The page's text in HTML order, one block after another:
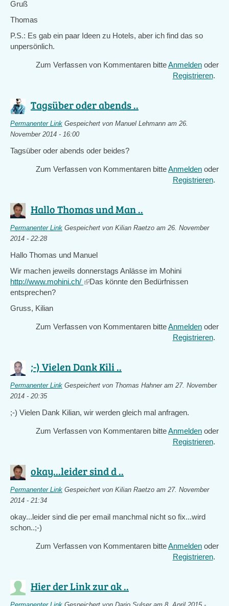
Gruß
Thomas
P.S.: Es gab ein paar Ideen zu Hotels, aber ich find das so
unpersönlich.
Zum Verfassen von Kommentaren bitteAnmelden oder
Registrieren.
Tagsüber oder abends ..
Permanenter Link Gespeichert von Manuel Lehmann am 26.
November 2014 - 16:00
Tagsüber oder abends oder beides?
Zum Verfassen von Kommentaren bitteAnmelden oder
Registrieren.
Hallo Thomas und Man ..
Permanenter Link Gespeichert von Kilian Raetzo am 26. November
2014 - 22:28
Hallo Thomas und Manuel
Wir machen jeweils donnerstags Anlässe im Mohini
http://www.mohini.ch/ (linkDas könnte den Bedürfnissen
entsprechen?
Gruss, Kilian
Zum Verfassen von Kommentaren bitteAnmelden oder
Registrieren.
;-) Vielen Dank Kili ..
Permanenter Link Gespeichert von Thomas Hahneram 27. November
2014 - 20:35
;-) Vielen Dank Kilian, wir werden gleich mal anfragen.
Zum Verfassen von Kommentaren bitteAnmelden oder
Registrieren.
okay...leider sind d ..
Permanenter Link Gespeichert von Kilian Raetzo am 27. November
2014 - 21:34
okay...leider sind die per email manchmal nicht so fix...wird
schon..;-)
Zum Verfassen von Kommentaren bitteAnmelden oder
Registrieren.
Hier der Link zur ak ..